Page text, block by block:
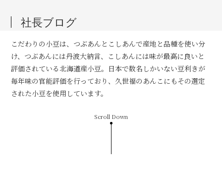
社長ブログ
こだわりの小豆は、つぶあんとこしあんで産地と品種を使い分
け、つぶあんには丹波大納言、こしあんには味が最高に良いと
評価されている北海道産小豆。日本で数名しかいない豆利きが
毎年味の官能評価を行っており、久世福のあんこにもその選定
された小豆を使用しています。
Scroll Down